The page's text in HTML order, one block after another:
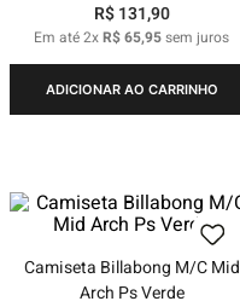
R$ 131,90
Em até2xR$65,95sem juros
ADICIONAR AO CARRINHO
Camiseta Billabong M/C Mid
Arch Ps Verde